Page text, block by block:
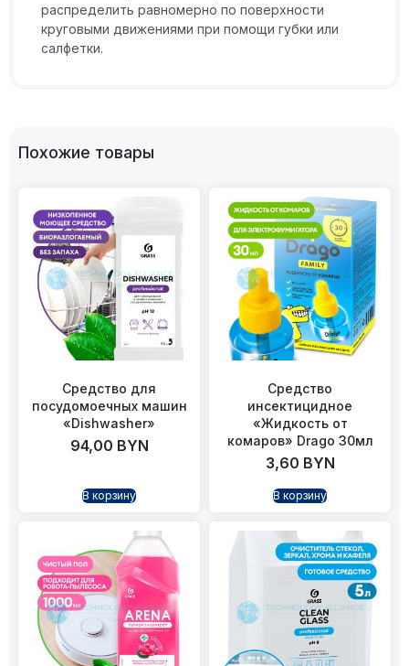
распределить равномерно по поверхности
круговыми движениями при помощи губки или
салфетки.
Похожие товары
Средство для
посудомоечных машин
«Dishwasher»
94,00 BYN
В корзину
Средство
инсектицидное
«Жидкость от
комаров» Drago 30мл
3,60 BYN
В корзину